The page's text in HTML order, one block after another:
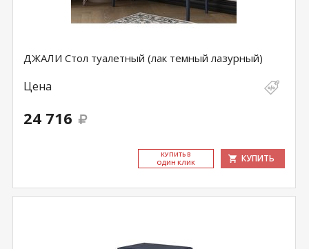
ДЖАЛИ Стол туалетный (лак темный лазурный)
Цена
24 716
КУ­ПИТЬ В
ОДИН КЛИК
КУПИТЬ